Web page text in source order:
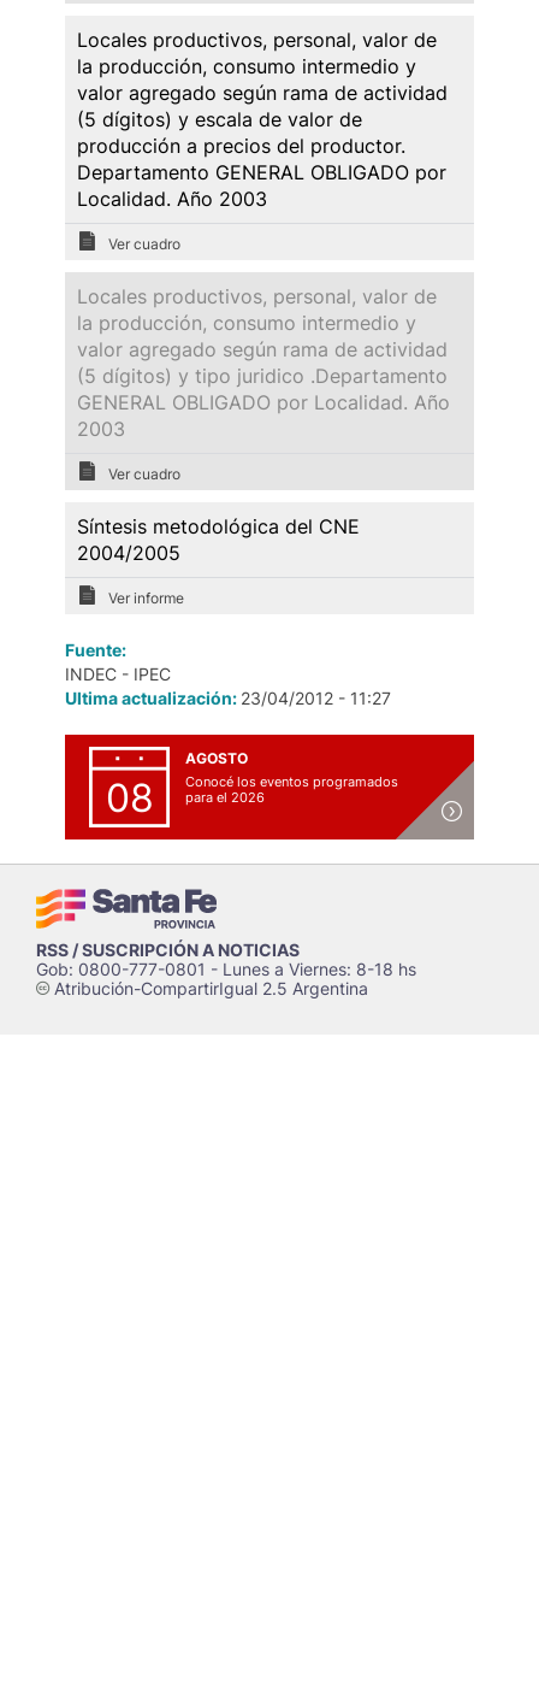
Locales productivos, personal, valor de
la producción, consumo intermedio y
valor agregado según rama de actividad
(5 dígitos) y escala de valor de
producción a precios del productor.
Departamento GENERAL OBLIGADO por
Localidad. Año 2003
Ver cuadro
Locales productivos, personal, valor de
la producción, consumo intermedio y
valor agregado según rama de actividad
(5 dígitos) y tipo juridico .Departamento
GENERAL OBLIGADO por Localidad. Año
2003
Ver cuadro
Síntesis metodológica del CNE
2004/2005
Ver informe
Fuente:
INDEC - IPEC
Ultima actualización: 23/04/2012 - 11:27
08
AGOSTO
Conocé los eventos programados
para el 2026
RSS / SUSCRIPCIÓN A NOTICIAS
Gob: 0800-777-0801 - Lunes a Viernes: 8-18 hs
cAtribución-CompartirIgual 2.5 Argentina